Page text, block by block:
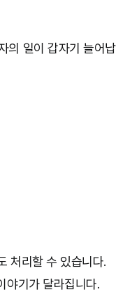
의 일이 갑자기 늘어납
처리할 수 있습니다.
야기가 달라집니다.